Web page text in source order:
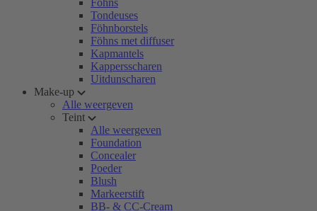
Föhns
Tondeuses
Föhnborstels
Föhns met diffuser
Kapmantels
Kappersscharen
Uitdunscharen
Make-up
Alle weergeven
Teint
Alle weergeven
Foundation
Concealer
Poeder
Blush
Markeerstift
BB- & CC-Cream